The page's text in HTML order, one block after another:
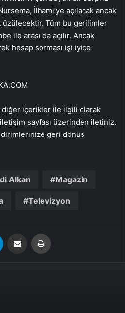
İlhami’ye açılacak ancak
üzülecektir. Tüm bu gerilimler
ile arası da açılır. Ancak
hesap sorması işi iyice
diğer içerikler ile ilgili olarak
sayfası üzerinden iletiniz.
geri dönüş
Alkan Magazin
Televizyon
Email'den paylaş